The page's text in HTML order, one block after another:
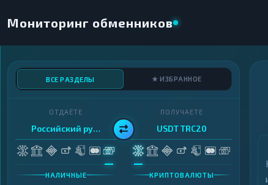
Мониторинг обменников
ВСЕ РАЗДЕЛЫ ★ ИЗБРАННОЕ
ОТДАЁТЕ
Российский рубль
НАЛИЧНЫЕ
ПОЛУЧАЕТЕ
USDT TRC20
КРИПТОВАЛЮТЫ